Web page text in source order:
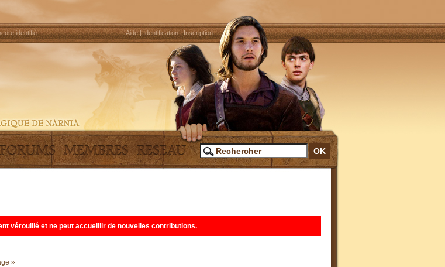
identifié. Aide|Identification|Inscription
vérouillé et ne peut accueillir de nouvelles contributions.
»